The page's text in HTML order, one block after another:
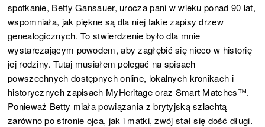
spotkanie, Betty Gansauer, urocza pani w wieku ponad 90 lat,
wspomniała, jak piękne są dla niej takie zapisy drzew
genealogicznych. To stwierdzenie było dla mnie
wystarczającym powodem, aby zagłębić się nieco w historię
jej rodziny. Tutaj musiałem polegać na spisach
powszechnych dostępnych online, lokalnych kronikach i
historycznych zapisach MyHeritage oraz Smart Matches™.
Ponieważ Betty miała powiązania z brytyjską szlachtą
zarówno po stronie ojca, jak i matki, zwój stał się dość długi.